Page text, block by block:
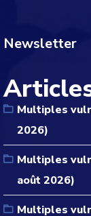
Newsletter
Multiples
2026)
Multiples
août 2026)
Multiples